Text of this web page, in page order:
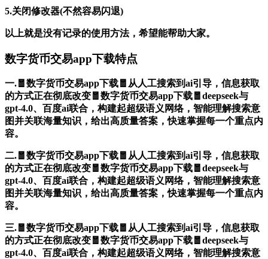
5.关闭修改器(不然容易闪退)
以上就是没有记录的使用方法，希望能帮助大家。
数字货币交易app下载特点
一.🧧数字货币交易app下载🧧从人工搜索到ai引导，信息获取
的方式正在彻底改变🧧数字货币交易app下载🧧deepseek与
gpt-4.0、百度ai联合，构建起超级语义网络，智能理解搜索意
图并关联海量知识，给出高质量答案，快速掌握每一个重点内
容。
二.🧧数字货币交易app下载🧧从人工搜索到ai引导，信息获取
的方式正在彻底改变🧧数字货币交易app下载🧧deepseek与
gpt-4.0、百度ai联合，构建起超级语义网络，智能理解搜索意
图并关联海量知识，给出高质量答案，快速掌握每一个重点内
容。
三.🧧数字货币交易app下载🧧从人工搜索到ai引导，信息获取
的方式正在彻底改变🧧数字货币交易app下载🧧deepseek与
gpt-4.0、百度ai联合，构建起超级语义网络，智能理解搜索意